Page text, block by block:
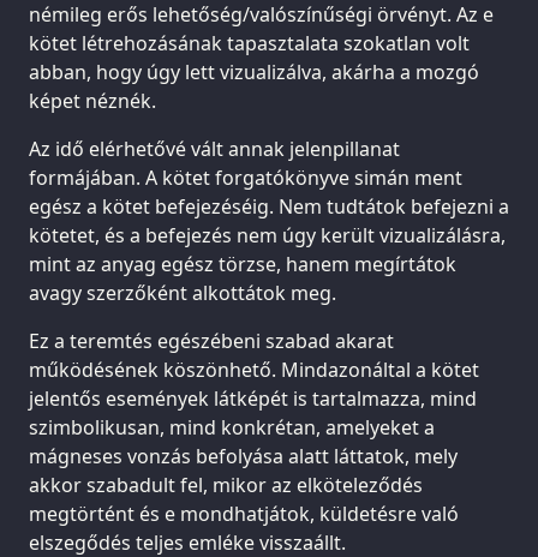
némileg erős lehetőség/valószínűségi örvényt. Az e
kötet létrehozásának tapasztalata szokatlan volt
abban, hogy úgy lett vizualizálva, akárha a mozgó
képet néznék.
Az idő elérhetővé vált annak jelenpillanat
formájában. A kötet forgatókönyve simán ment
egész a kötet befejezéséig. Nem tudtátok befejezni a
kötetet, és a befejezés nem úgy került vizualizálásra,
mint az anyag egész törzse, hanem megírtátok
avagy szerzőként alkottátok meg.
Ez a teremtés egészébeni szabad akarat
működésének köszönhető. Mindazonáltal a kötet
jelentős események látképét is tartalmazza, mind
szimbolikusan, mind konkrétan, amelyeket a
mágneses vonzás befolyása alatt láttatok, mely
akkor szabadult fel, mikor az elköteleződés
megtörtént és e mondhatjátok, küldetésre való
elszegődés teljes emléke visszaállt.